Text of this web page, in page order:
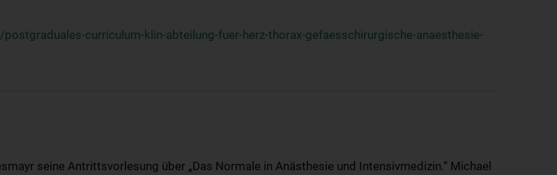
curriculum-klin-abteilung-fuer-herz-thorax-gefaesschirurgische-anaesthesie-
seine Antrittsvorlesung über „Das Normale in Anästhesie und Intensivmedizin.“ Michael